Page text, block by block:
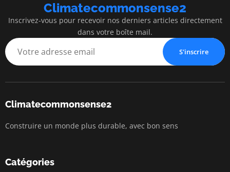
Climatecommonsense2
Inscrivez-vous pour recevoir nos derniers articles directement
dans votre boîte mail.
S'inscrire
Climatecommonsense2
Construire un monde plus durable, avec bon sens
Catégories